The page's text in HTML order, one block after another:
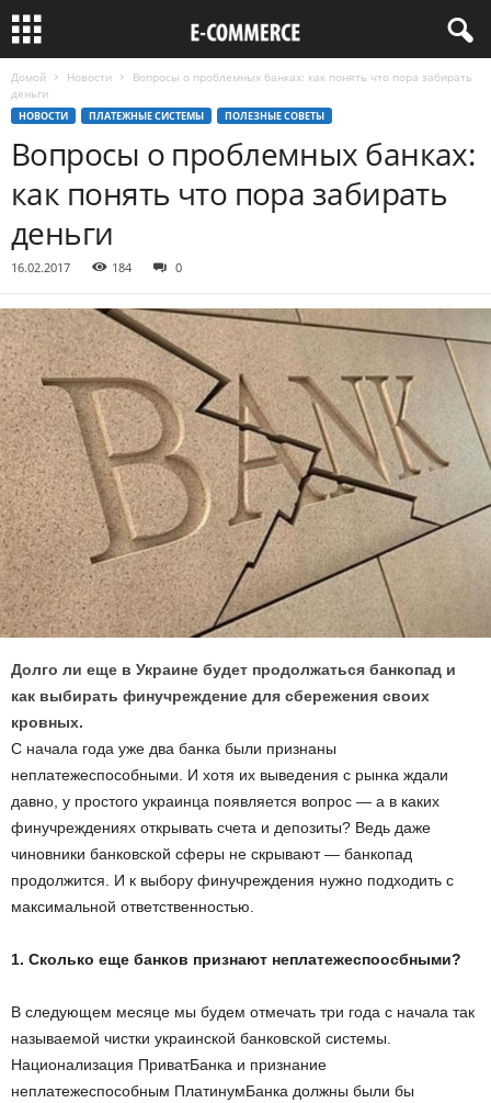
Домой Новости
Вопросы о проблемных банках: как понять что пора забирать
деньги
НОВОСТИ ПЛАТЕЖНЫЕ СИСТЕМЫ ПОЛЕЗНЫЕ СОВЕТЫ
Вопросы о проблемных банках:
как понять что пора забирать
деньги
16.02.2017 184 0
Долго ли еще в Украине будет продолжаться банкопад и
как выбирать финучреждение для сбережения своих
кровных.
С начала года уже два банка были признаны
неплатежеспособными. И хотя их выведения с рынка ждали
давно, у простого украинца появляется вопрос — а в каких
финучреждениях открывать счета и депозиты? Ведь даже
чиновники банковской сферы не скрывают — банкопад
продолжится. И к выбору финучреждения нужно подходить с
максимальной ответственностью.
1. Сколько еще банков признают неплатежеспоосбными?
В следующем месяце мы будем отмечать три года с начала так
называемой чистки украинской банковской системы.
Национализация ПриватБанка и признание
неплатежеспособным ПлатинумБанка должны были бы